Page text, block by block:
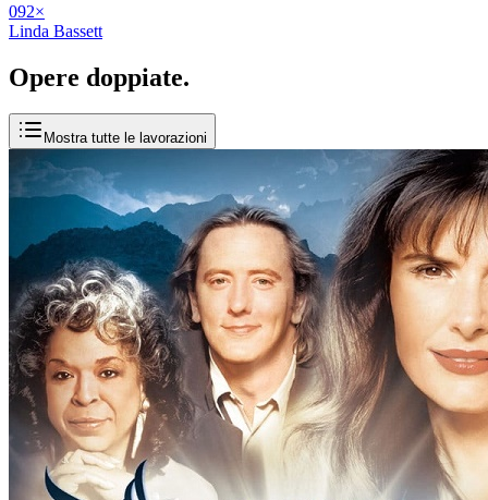
092×
Linda Bassett
Opere doppiate.
Mostra tutte le lavorazioni